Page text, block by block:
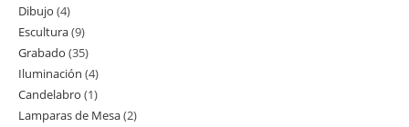
Dibujo 44
productos
Escultura 99
productos
Grabado 3535
productos
Iluminación 44
productos
Candelabro 11
producto
Lamparas de Mesa 22